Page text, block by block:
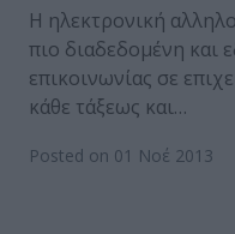
Η ηλεκτρονική
πιο διαδεδομένη και
επικοινωνίας σε
κάθε τάξεως και…
Posted on 01 Νοέ 2013